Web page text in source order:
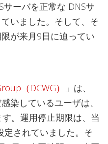
ーバを正常な DNSサ
いました。そして、そ
が来月9日に迫ってい
（DCWG）
」は、
染しているユーザは、
。運用停止期限は、当
定されていました。そ